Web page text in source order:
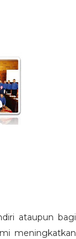
ataupun bagi
meningkatkan